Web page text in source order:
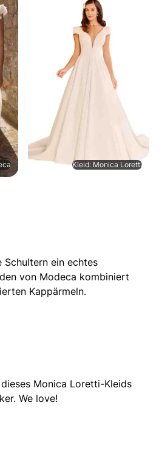
Kleid: Monica Loretti
Schultern ein echtes
von Modeca kombiniert
Kappärmeln.
Monica Loretti-Kleids
We love!